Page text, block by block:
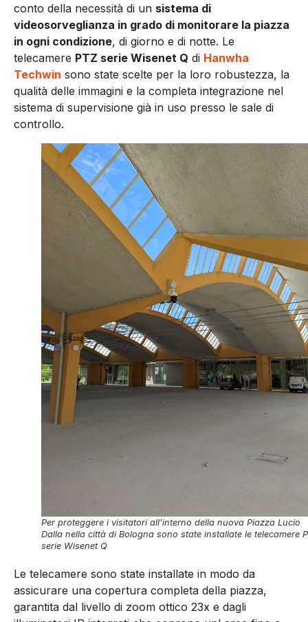
conto della necessità di un sistema di
videosorveglianza in grado di monitorare la piazza
in ogni condizione, di giorno e di notte. Le
telecamere PTZ serie Wisenet Q di Hanwha
Techwin sono state scelte per la loro robustezza, la
qualità delle immagini e la completa integrazione nel
sistema di supervisione già in uso presso le sale di
controllo.
Per proteggere i visitatori all’interno della nuova Piazza Lucio
Dalla nella città di Bologna sono state installate le telecamere
serie Wisenet Q
Le telecamere sono state installate in modo da
assicurare una copertura completa della piazza,
garantita dal livello di zoom ottico 23x e dagli